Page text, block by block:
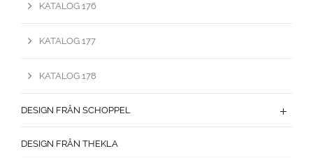
KATALOG 176
KATALOG 177
KATALOG 178
DESIGN FRÅN SCHOPPEL
DESIGN FRÅN THEKLA